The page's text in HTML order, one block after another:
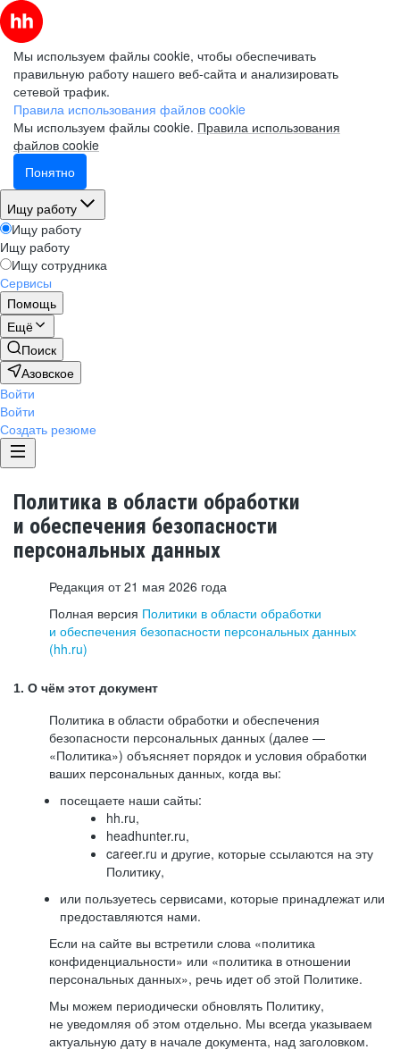
Мы используем файлы cookie, чтобы обеспечивать
правильную работу нашего веб-сайта и анализировать
сетевой трафик.
Правила использования файлов cookie
Мы используем файлы cookie. Правила использования
файлов cookie
Понятно
Ищу работу
Ищу работу
Ищу работу
Ищу сотрудника
Сервисы
Помощь
Ещё
Поиск
Азовское
Войти
Войти
Создать резюме
Политика в области обработки
и обеспечения безопасности
персональных данных
Редакция от 21 мая 2026 года
Полная версия Политики в области обработки
и обеспечения безопасности персональных данных
(hh.ru)
1. О чём этот документ
Политика в области обработки и обеспечения
безопасности персональных данных (далее —
«Политика») объясняет порядок и условия обработки
ваших персональных данных, когда вы:
посещаете наши сайты:
hh.ru,
headhunter.ru,
career.ru и другие, которые ссылаются на эту
Политику,
или пользуетесь сервисами, которые принадлежат или
предоставляются нами.
Если на сайте вы встретили слова «политика
конфиденциальности» или «политика в отношении
персональных данных», речь идет об этой Политике.
Мы можем периодически обновлять Политику,
не уведомляя об этом отдельно. Мы всегда указываем
актуальную дату в начале документа, над заголовком.